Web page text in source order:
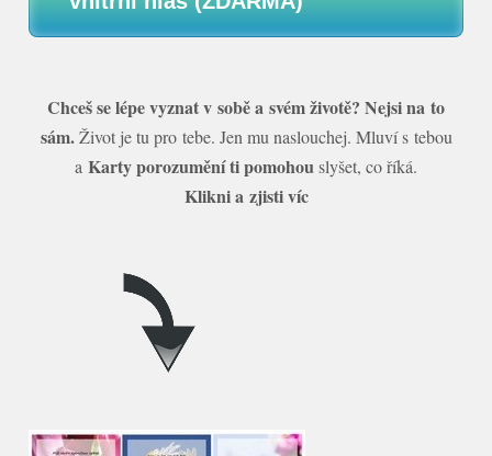
Chceš se lépe vyznat v sobě a svém životě? Nejsi na to
sám.Život je tu pro tebe. Jen mu naslouchej. Mluví s tebou
a Karty porozumění ti pomohouslyšet, co říká.
Klikni a zjisti víc